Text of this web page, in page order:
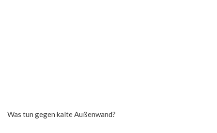
Was tun gegen kalte Außenwand?